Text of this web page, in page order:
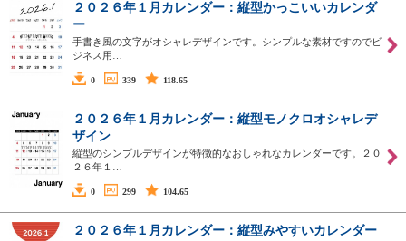
２０２６年１月カレンダー：縦型かっこいいカレンダ
ー
手書き風の文字がオシャレデザインです。シンプルな素材ですのでビ
ジネス用…
0 339 118.65
２０２６年１月カレンダー：縦型モノクロオシャレデ
ザイン
縦型のシンプルデザインが特徴的なおしゃれなカレンダーです。２０
２６年１…
0 299 104.65
２０２６年１月カレンダー：縦型みやすいカレンダー